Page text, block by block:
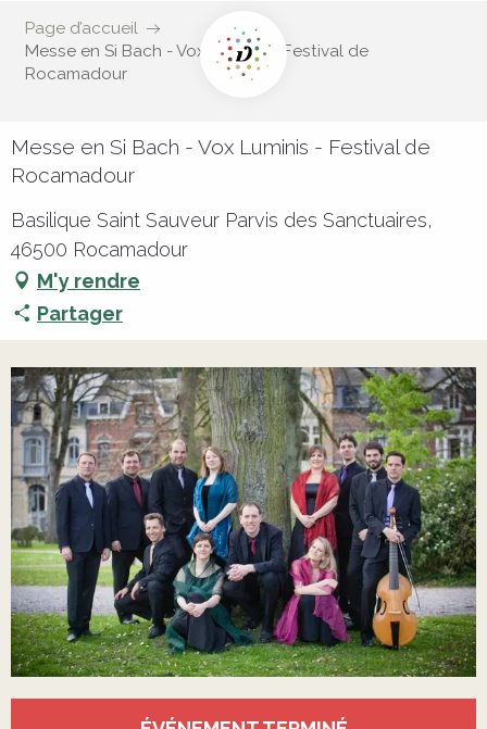
Page d’accueil
Messe en Si Bach - Vox Luminis - Festival de
Rocamadour
Messe en Si Bach - Vox Luminis - Festival de
Rocamadour
Basilique Saint Sauveur Parvis des Sanctuaires,
46500 Rocamadour
M'y rendre
Partager
Ouverture et coordonnées